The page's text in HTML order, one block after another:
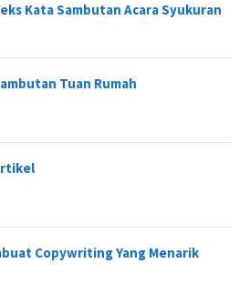
Kata Sambutan Acara Syukuran
Tuan Rumah
Copywriting Yang Menarik